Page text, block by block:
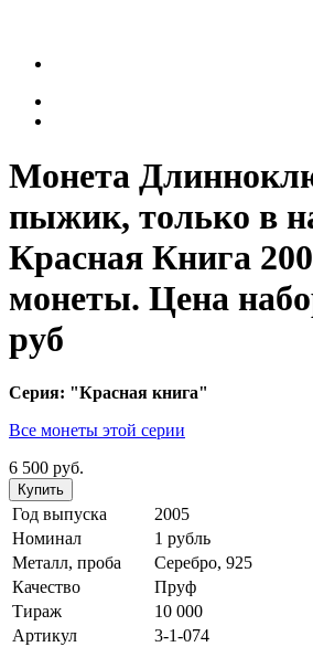
Монета
пыжик, только в
Красная Книга
монеты. Цена
руб
Серия: "Красная книга"
Все монеты этой серии
6 500 руб.
Купить
Год выпуска
2005
Номинал
1 рубль
Металл, проба
Серебро, 925
Качество
Пруф
Тираж
10 000
Артикул
3-1-074